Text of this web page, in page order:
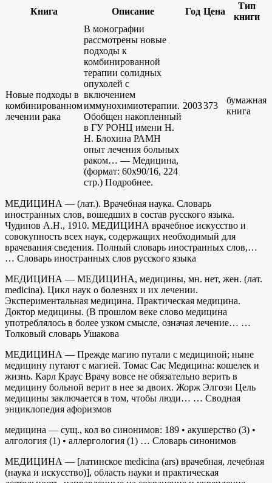
Книга Описание Год Цена
Тип
книги
Новые подходы в
комбинированном
лечении рака
В монографии
рассмотрены новые
подходы к
комбинированной
терапии солидных
опухолей с
включением
иммунохимиотерапии.
Обобщен накопленный
в ГУ РОНЦ имени Н.
Н. Блохина РАМН
опыт лечения больных
раком… — Медицина,
(формат: 60x90/16, 224
стр.) Подробнее.
2003373
бумажная
книга
МЕДИЦИНА — (лат.). Врачебная наука. Словарь
иностранных слов, вошедших в состав русского языка.
Чудинов А.Н., 1910. МЕДИЦИНА врачебное искусство и
совокупность всех наук, содержащих необходимый для
врачевания сведения. Полный словарь иностранных слов,…
… Словарь иностранных слов русского языка
МЕДИЦИНА — МЕДИЦИНА, медицины, мн. нет, жен. (лат.
medicina). Цикл наук о болезнях и их лечении.
Экспериментальная медицина. Практическая медицина.
Доктор медицины. (В прошлом веке слово медицина
употреблялось в более узком смысле, означая лечение… …
Толковый словарь Ушакова
МЕДИЦИНА — Прежде магию путали с медициной; ныне
медицину путают с магией. Томас Сас Медицина: кошелек и
жизнь. Карл Краус Врачу вовсе не обязательно верить в
медицину больной верит в нее за двоих. Жорж Элгози Цель
медицины заключается в том, чтобы люди… … Сводная
энциклопедия афоризмов
медицина — сущ., кол во синонимов: 189 • акушерство (3) •
алгология (1) • аллергология (1) … Словарь синонимов
МЕДИЦИНА — [латинское medicina (ars) врачебная, лечебная
(наука и искусство)], область науки и практическая